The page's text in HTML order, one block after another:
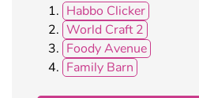
Habbo Clicker
World Craft 2
Foody Avenue
Family Barn